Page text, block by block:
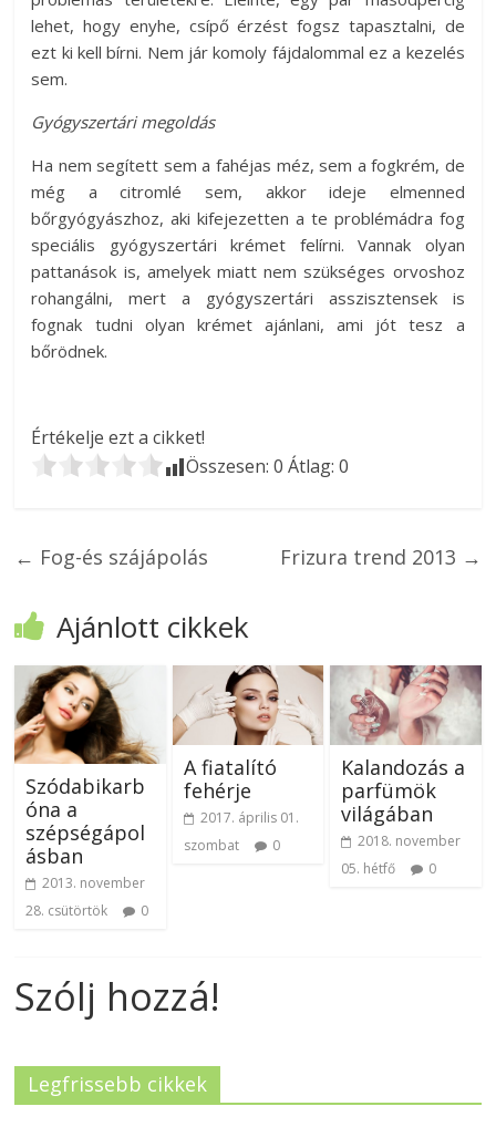
lehet, hogy enyhe, csípő érzést fogsz tapasztalni, de
ezt ki kell bírni. Nem jár komoly fájdalommal ez a kezelés
sem.
Gyógyszertári megoldás
Ha nem segített sem a fahéjas méz, sem a fogkrém, de
még a citromlé sem, akkor ideje elmenned
bőrgyógyászhoz, aki kifejezetten a te problémádra fog
speciális gyógyszertári krémet felírni. Vannak olyan
pattanások is, amelyek miatt nem szükséges orvoshoz
rohangálni, mert a gyógyszertári asszisztensek is
fognak tudni olyan krémet ajánlani, ami jót tesz a
bőrödnek.
Értékelje ezt a cikket!
Összesen:0 Átlag:0
← Fog-és szájápolás Frizura trend 2013 →
Ajánlott cikkek
Szódabikarb
óna a
szépségápol
ásban
2013. november
28. csütörtök
0
A fiatalító
fehérje
2017. április 01.
szombat
0
Kalandozás a
parfümök
világában
2018. november
05. hétfő
0
Szólj hozzá!
Legfrissebb cikkek